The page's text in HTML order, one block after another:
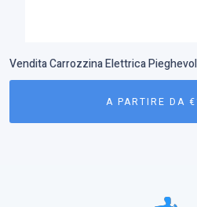
Vendita Carrozzina Elettrica
A PARTIRE DA €